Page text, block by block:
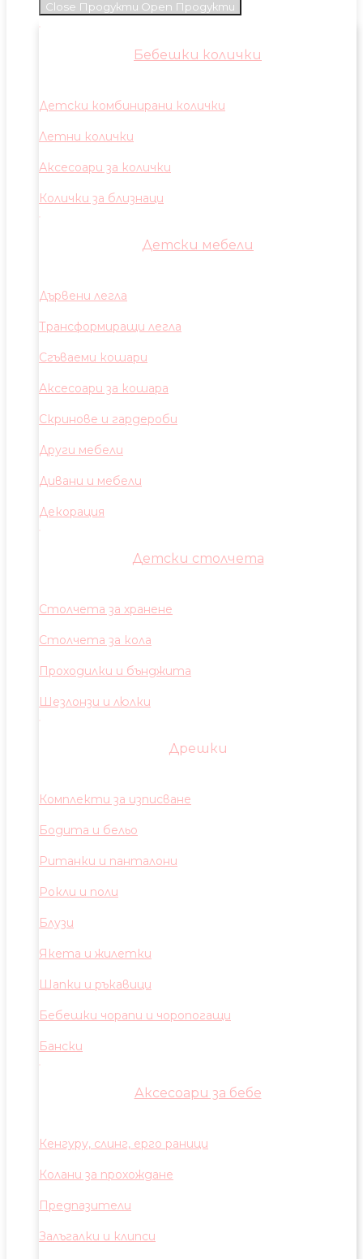
Close Продукти Open Продукти
Бебешки колички
Детски комбинирани колички
Летни колички
Аксесоари за колички
Колички за близнаци
Детски мебели
Дървени легла
Трансформиращи легла
Сгъваеми кошари
Аксесоари за кошара
Скринове и гардероби
Други мебели
Дивани и мебели
Декорация
Детски столчета
Столчета за хранене
Столчета за кола
Проходилки и бънджита
Шезлонзи и люлки
Дрешки
Комплекти за изписване
Бодита и бельо
Ританки и панталони
Рокли и поли
Блузи
Якета и жилетки
Шапки и ръкавици
Бебешки чорапи и чоропогащи
Бански
Аксесоари за бебе
Кенгуру, слинг, ерго раници
Колани за прохождане
Предпазители
Залъгалки и клипси